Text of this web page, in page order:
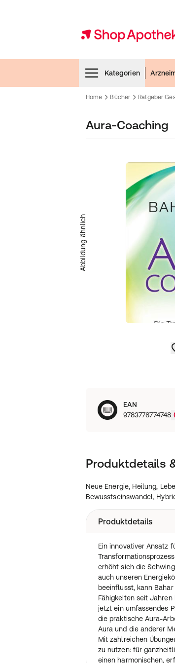
Kategorien
Home Bücher Ratgeber
Aura-Coaching
Abbildung ähnlich
EAN
9783778774748
Produktdetails
Neue Energie, Heilung,
Bewusstseinswandel,
Produktdetails
Ein innovativer Ansatz
erhöht sich die
auch unseren
beeinflusst, kann
Fähigkeiten seit
jetzt ein umfassendes
die praktische Aura-
Aura und die anderer
Mit zahlreichen
zu nutzen: für
einen harmonischen,